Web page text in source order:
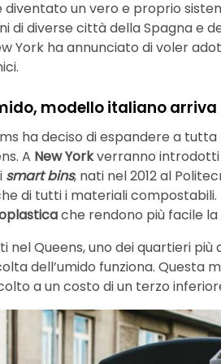
un vero e proprio
di diverse città della Spagna e
York ha annunciato di voler
modello italiano arriva
ha deciso di espandere a
A New Yorkverranno
smart bins, nati nel 2012 al
di tutti i materiali
che rendono più facile
nel Queens, uno dei quartieri
dell’umido funziona. Questa
a un costo di un terzo